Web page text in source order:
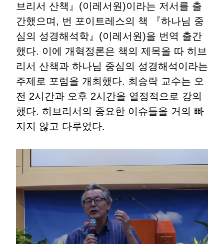
브리서 산책』(이레서원)이라는 저서를 출
간했으며, 번 포이트레스의 책 『하나님 중
심의 성경해석학』(이레서원)을 번역 출간
했다. 이에 개혁정론은 책의 제목을 따 히브
리서 산책과 하나님 중심의 성경해석이라는
주제로 포럼을 개최했다. 최승락 교수는 오
전 2시간과 오후 2시간을 열정적으로 강의
했다. 히브리서의 중요한 이슈들을 거의 빠
지지 않고 다루었다.